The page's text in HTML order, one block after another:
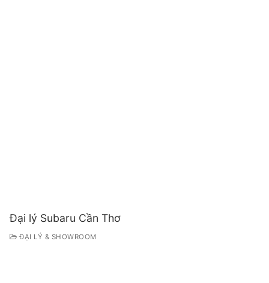
Đại lý Subaru Cần Thơ
ĐẠI LÝ & SHOWROOM